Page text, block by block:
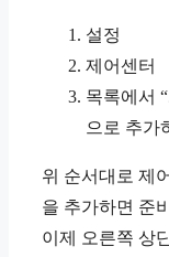
설정
제어센터
목록에서
으로 추가
위 순서대로 제
을 추가하면 준
이제 오른쪽 상